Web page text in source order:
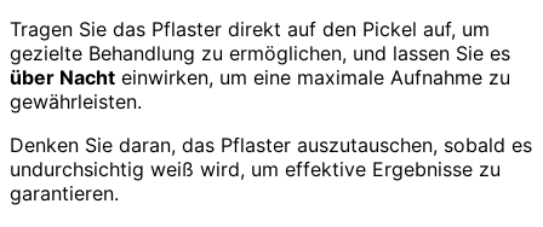
Tragen Sie das Pflaster direkt auf den Pickel auf, um
gezielte Behandlung zu ermöglichen, und lassen Sie es
über Nacht einwirken, um eine maximale Aufnahme zu
gewährleisten.
Denken Sie daran, das Pflaster auszutauschen, sobald es
undurchsichtig weiß wird, um effektive Ergebnisse zu
garantieren.